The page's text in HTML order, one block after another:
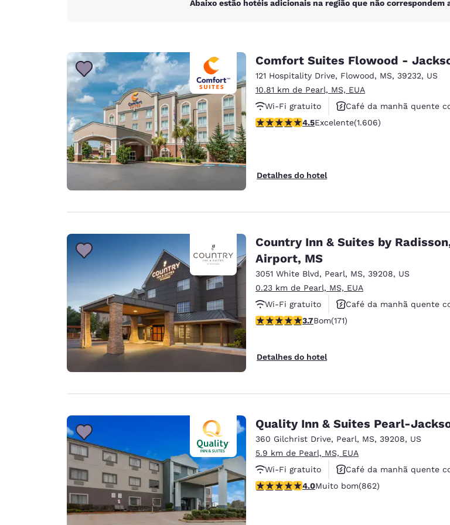
Abaixo estão hotéis adicionais na região que não correspondem
Comfort Suites Flowood -
121 Hospitality Drive, Flowood, MS, 39232, US
10.81 km de Pearl, MS, EUA
Wi-Fi gratuito
Café da manhã quente
Piscina externa
classificação 4.49 estrelas. Excelente. 1606
4.5Excelente(1.606)
Detalhes do hotel
Country Inn & Suites by
Airport, MS
3051 White Blvd, Pearl, MS, 39208, US
0.23 km de Pearl, MS, EUA
Wi-Fi gratuito
Café da manhã quente
Aceita animais de estimação
classificação 3.68 estrelas. Bom. 171 avaliações
3.7Bom(171)
Detalhes do hotel
Quality Inn & Suites Pearl-
360 Gilchrist Drive, Pearl, MS, 39208, US
5.9 km de Pearl, MS, EUA
Wi-Fi gratuito
Café da manhã quente
Piscina externa
classificação 4.02 estrelas. Muito bom. 862
4.0Muito bom(862)